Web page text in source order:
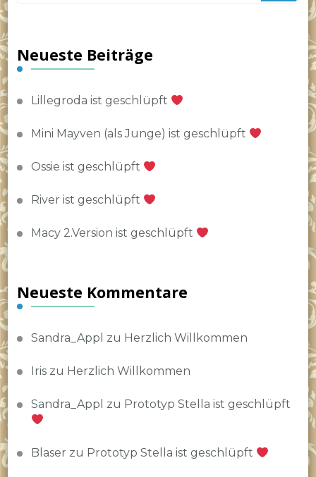
Neueste Beiträge
Lillegroda ist geschlüpft
Mini Mayven (als Junge) ist geschlüpft
Ossie ist geschlüpft
River ist geschlüpft
Macy 2.Version ist geschlüpft
Neueste Kommentare
Sandra_Appl zu Herzlich Willkommen
Iriszu Herzlich Willkommen
Sandra_Appl zu Prototyp Stella ist geschlüpft
Blaser zu Prototyp Stella ist geschlüpft